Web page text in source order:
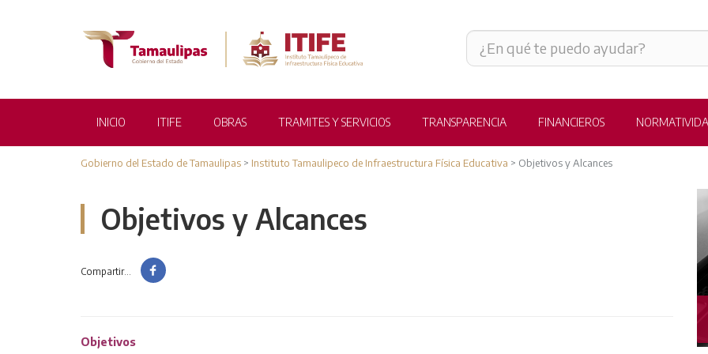
INICIO ITIFE OBRAS TRAMITES Y SERVICIOS TRANSPARENCIA FINANCIEROS
Gobierno del Estado de Tamaulipas > Instituto Tamaulipeco de Infraestructura Física Educativa > Objetivos y Alcances
Objetivos y Alcances
Compartir...
Objetivos